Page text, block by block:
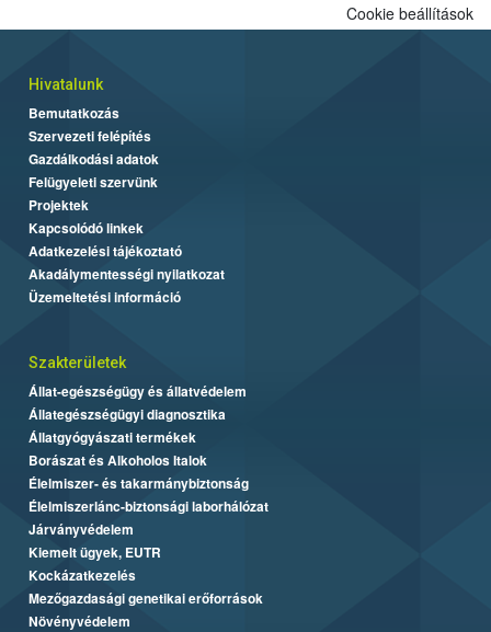
Cookie beállítások
Hivatalunk
Bemutatkozás
Szervezeti felépítés
Gazdálkodási adatok
Felügyeleti szervünk
Projektek
Kapcsolódó linkek
Adatkezelési tájékoztató
Akadálymentességi nyilatkozat
Üzemeltetési információ
Szakterületek
Állat-egészségügy és állatvédelem
Állategészségügyi diagnosztika
Állatgyógyászati termékek
Borászat és Alkoholos Italok
Élelmiszer- és takarmánybiztonság
Élelmiszerlánc-biztonsági laborhálózat
Járványvédelem
Kiemelt ügyek, EUTR
Kockázatkezelés
Mezőgazdasági genetikai erőforrások
Növényvédelem